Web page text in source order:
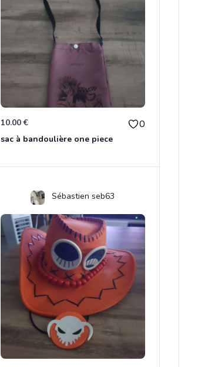
10.00 € 0
sac à bandoulière one piece
Sébastien seb63